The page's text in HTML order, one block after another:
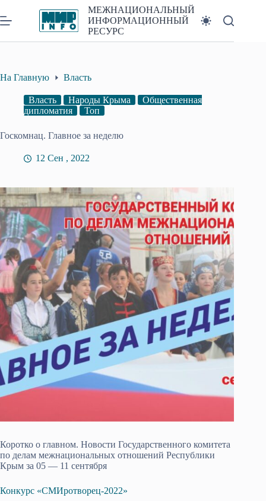
к
сути
МЕЖНАЦИОНАЛЬНЫЙ
ИНФОРМАЦИОННЫЙ
РЕСУРС
На Главную Власть
Власть Народы Крыма
Общественная
дипломатия
Топ
Госкомнац. Главное за неделю
12 Сен , 2022
Коротко о главном. Новости Государственного комитета
по делам межнациональных отношений Республики
Крым за 05 — 11 сентября
Конкурс «СМИротворец-2022»